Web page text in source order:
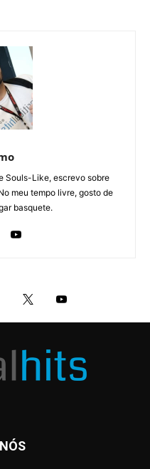
Souls-Like, escrevo sobre
meu tempo livre, gosto de
basquete.